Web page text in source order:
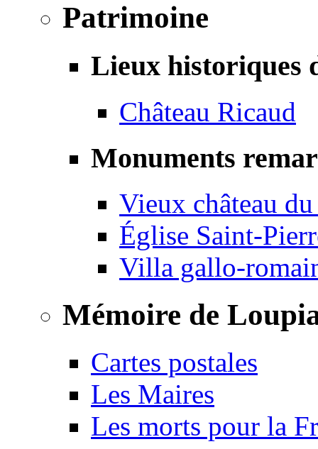
Patrimoine
Lieux historiques
Château Ricaud
Monuments
Vieux château
Église Saint-
Villa gallo-
Mémoire de
Cartes postales
Les Maires
Les morts pour la